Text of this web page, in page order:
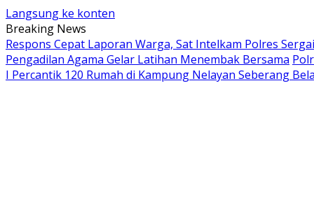
Langsung ke konten
Breaking News
Respons Cepat Laporan Warga, Sat Intelkam Polres
Pengadilan Agama Gelar Latihan Menembak Bersama
I Percantik 120 Rumah di Kampung Nelayan Seberang